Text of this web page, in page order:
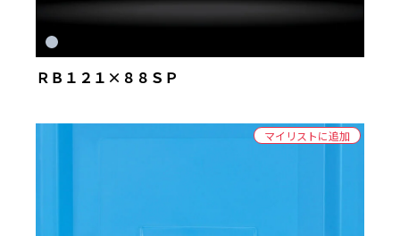
ＲＢ１２１×８８ＳＰ
マイリストに追加